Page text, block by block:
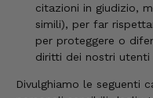
citazioni in giudizio,
simili), per far
per proteggere o
diritti dei nostri
Divulghiamo le seguenti